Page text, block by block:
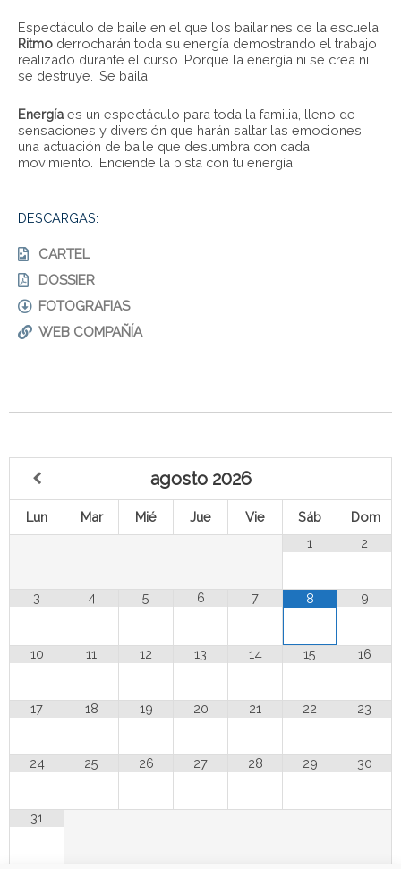
Espectáculo de baile en el que los bailarines de la escuela
Ritmo derrocharán toda su energía demostrando el trabajo
realizado durante el curso. Porque la energía ni se crea ni
se destruye. ¡Se baila!
Energía es un espectáculo para toda la familia, lleno de
sensaciones y diversión que harán saltar las emociones;
una actuación de baile que deslumbra con cada
movimiento. ¡Enciende la pista con tu energía!
DESCARGAS:
CARTEL
DOSSIER
FOTOGRAFIAS
WEB COMPAÑÍA
agosto 2026
Lun Mar Mié Jue Vie Sáb
Dom
1
2
3 4 5 6 7 8 9
10 11 12 13 14 15 16
17 18 19 20 21 22 23
24 25 26 27 28 29 30
31